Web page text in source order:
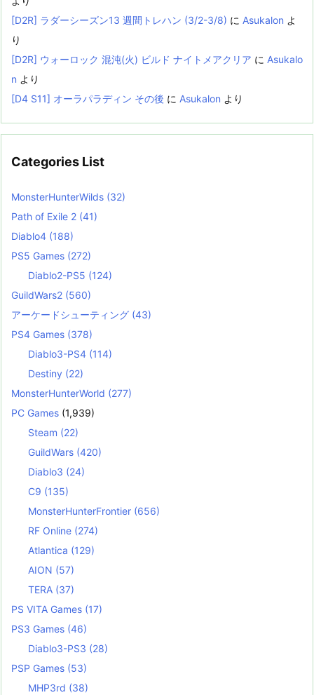
[D2R] ラダーシーズン13 週間トレハン (3/2-3/8) に Asukalon よ
り
[D2R] ウォーロック 混沌(火) ビルド ナイトメアクリア に Asukalo
n より
[D4 S11] オーラパラディン その後 に Asukalon より
Categories List
MonsterHunterWilds (32)
Path of Exile 2 (41)
Diablo4 (188)
PS5 Games (272)
Diablo2-PS5 (124)
GuildWars2 (560)
アーケードシューティング (43)
PS4 Games (378)
Diablo3-PS4 (114)
Destiny (22)
MonsterHunterWorld (277)
PC Games (1,939)
Steam (22)
GuildWars (420)
Diablo3 (24)
C9 (135)
MonsterHunterFrontier (656)
RF Online (274)
Atlantica (129)
AION (57)
TERA (37)
PS VITA Games (17)
PS3 Games (46)
Diablo3-PS3 (28)
PSP Games (53)
MHP3rd (38)